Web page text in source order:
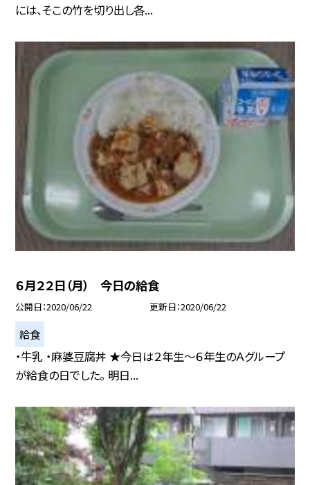
には、そこの竹を切り出し各...
６月２２日（月） 今日の給食
公開日 2020/06/22 更新日 2020/06/22
給食
・牛乳 ・麻婆豆腐丼 ★今日は２年生〜６年生のＡグループ
が給食の日でした。 明日...